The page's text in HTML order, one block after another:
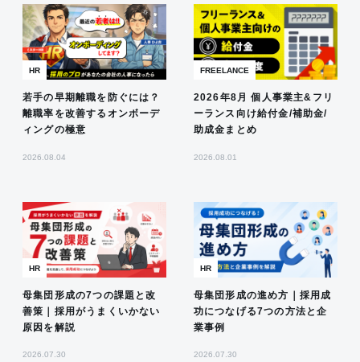
HR
若手の早期離職を防ぐには？
離職率を改善するオンボーデ
ィングの極意
2026.08.04
FREELANCE
2026年8月 個人事業主&フリ
ーランス向け給付金/補助金/
助成金まとめ
2026.08.01
HR
母集団形成の7つの課題と改
善策｜採用がうまくいかない
原因を解説
2026.07.30
HR
母集団形成の進め方｜採用成
功につなげる7つの方法と企
業事例
2026.07.30